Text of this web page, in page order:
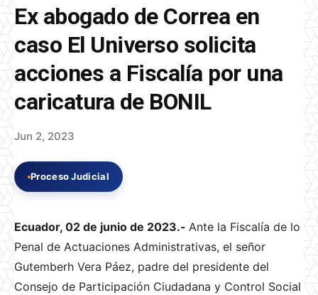
Ex abogado de Correa en
caso El Universo solicita
acciones a Fiscalía por una
caricatura de BONIL
Jun 2, 2023
Proceso Judicial
Ecuador, 02 de junio de 2023.- Ante la Fiscalía de lo
Penal de Actuaciones Administrativas, el señor
Gutemberh Vera Páez, padre del presidente del
Consejo de Participación Ciudadana y Control Social